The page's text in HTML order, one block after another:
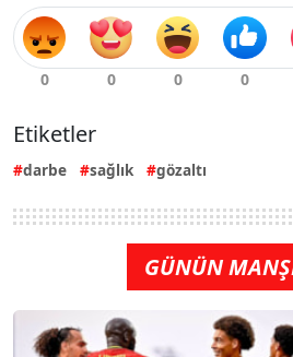
Etiketler
darbe sağlık gözaltı
GÜNÜN